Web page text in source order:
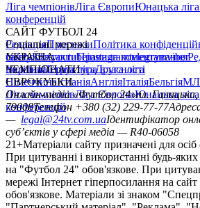
Ліга чемпіонівЛіга ЄвропиЮнацька
конференцій
САЙТ ФУТБОЛ 24
РедакціяПрогнозиПолітика
сайтуКонтактиПравила коментування
політикаСтруктура власності
Соціальні мережі
facebookxyoutubeinstagramtelegramviber
УКРАЇНА
УкраїнаПерша лігаДруга ліга
ЧЕМПІОНАТИ
НімеччинаІспаніяАнгліяІталіяБельгія
ЄВРОКУБКИ
Ліга чемпіонівЛіга ЄвропиЮнацька
конференцій
Онлайн-медіа «Футбол 24»пл.
79008Телефон +380 (32) 229-77-77
— legal@24tv.com.uaІдентифікатор
суб’єктів у сфері медіа — R40-06058
21+Матеріали сайту призначені для
При цитуванні і використанні будь-
на "Футбол 24" обов'язкове. При
мережі Інтернет гіперпосилання на сайт
обов'язкове. Матеріали зі знаком